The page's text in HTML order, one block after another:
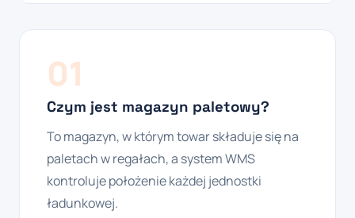
01
Czym jest magazyn paletowy?
To magazyn, w którym towar składuje się na
paletach w regałach, a system WMS
kontroluje położenie każdej jednostki
ładunkowej.